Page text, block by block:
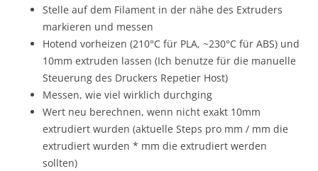
Stelle auf dem Filament in der nähe des Extruders
markieren und messen
Hotend vorheizen (210°C für PLA, ~230°C für ABS) und
10mm extruden lassen (Ich benutze für die manuelle
Steuerung des Druckers Repetier Host)
Messen, wie viel wirklich durchging
Wert neu berechnen, wenn nicht exakt 10mm
extrudiert wurden (aktuelle Steps pro mm / mm die
extrudiert wurden * mm die extrudiert werden
sollten)